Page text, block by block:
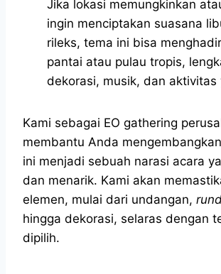
Jika lokasi memungkinkan
ingin menciptakan suasana
rileks, tema ini bisa
pantai atau pulau tropis,
dekorasi, musik, dan aktivitas
Kami sebagai EO gathering
membantu Anda
ini menjadi sebuah narasi acara
dan menarik. Kami akan
elemen, mulai dari undangan,
hingga dekorasi, selaras dengan
dipilih.